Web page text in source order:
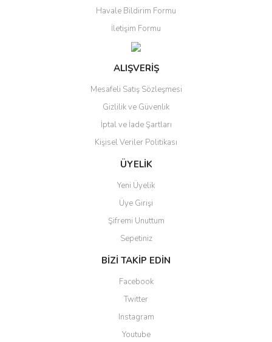
Havale Bildirim Formu
İletişim Formu
ALIŞVERİŞ
Mesafeli Satış Sözleşmesi
Gizlilik ve Güvenlik
İptal ve İade Şartları
Kişisel Veriler Politikası
ÜYELİK
Yeni Üyelik
Üye Girişi
Şifremi Unuttum
Sepetiniz
BİZİ TAKİP EDİN
Facebook
Twitter
Instagram
Youtube